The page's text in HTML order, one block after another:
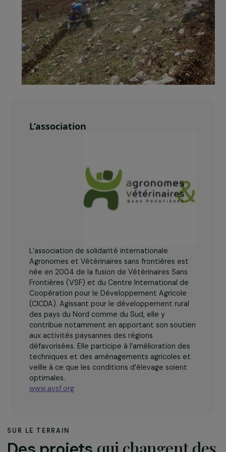
L’association de solidarité internationale
Agronomes et Vétérinaires sans frontières est
née en 2004 de la fusion de Vétérinaires Sans
Frontières (VSF) et du Centre International de
aux activités paysannes des régions